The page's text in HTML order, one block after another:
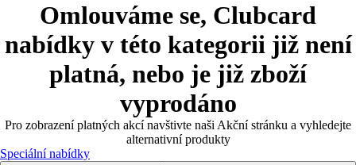
Omlouváme se, Clubcard
nabídky v této kategorii již není
platná, nebo je již zboží
vyprodáno
Pro zobrazení platných akcí navštivte naši Akční stránku a vyhledejte
alternativní produkty
Speciální nabídky